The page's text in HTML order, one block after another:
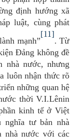
định hướng xã
luật, cùng phát
mạnh”
[11]
. Từ
Đảng không đề
nhà nước, nhưng
luôn nhận thức rõ
những quan hệ
thời V.I.Lênin
kinh tế ở Việt
nghĩa tư bản nhà
nhà nước với các